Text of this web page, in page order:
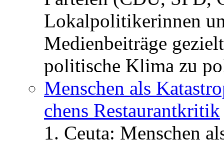
Lokalpolitikerinnen
Medienbeiträge
politische Klima zu
Menschen als
chens Restau­rant­kritik
1. Ceuta: Menschen